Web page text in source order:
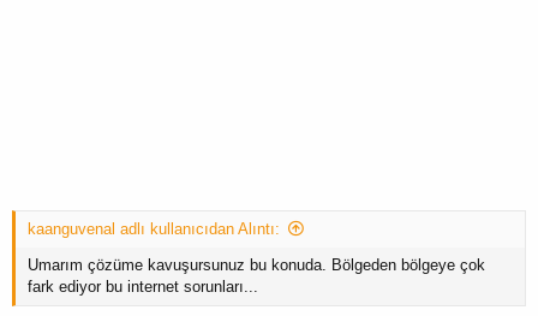
kaanguvenal adlı kullanıcıdan Alıntı:
Umarım çözüme kavuşursunuz bu konuda. Bölgeden bölgeye çok
fark ediyor bu internet sorunları...